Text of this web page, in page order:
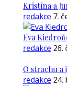
Kristína a
redakce 7.
Eva
redakce 26.
O strachu
redakce 24.